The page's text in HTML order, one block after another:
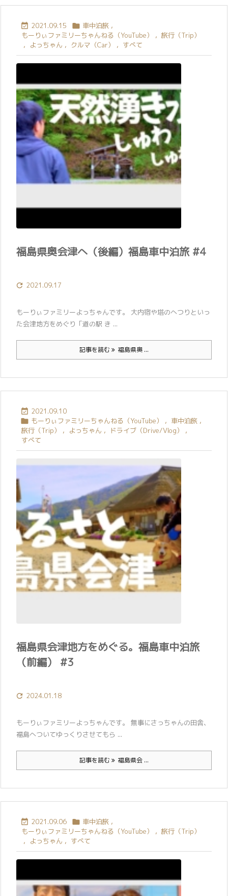
 2021.09.15  車中泊旅 ,
もーりぃファミリーちゃんねる（YouTube）
, 旅行（Trip）
,
よっちゃん , クルマ（Car） , すべて
福島県奥会津へ（後編）福島車中泊旅 #4
 2021.09.17
もーりぃファミリーよっちゃんです。 大内宿や塔のへつりといっ
た会津地方をめぐり「道の駅 き ...
記事を読む 福島県奥 ...
 2021.09.10
 もーりぃファミリーちゃんねる（YouTube） , 車中泊旅 ,
旅行（Trip）
, よっちゃん , ドライブ（Drive/Vlog）
,
すべて
福島県会津地方をめぐる。福島車中泊旅
（前編） #3
 2024.01.18
もーりぃファミリーよっちゃんです。 無事にさっちゃんの田舎、
福島へついてゆっくりさせてもら ...
記事を読む 福島県会 ...
 2021.09.06  車中泊旅 ,
もーりぃファミリーちゃんねる（YouTube）
, 旅行（Trip）
,
よっちゃん , すべて